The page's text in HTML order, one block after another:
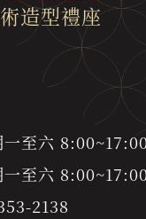
造型禮座
至六
至六
2138